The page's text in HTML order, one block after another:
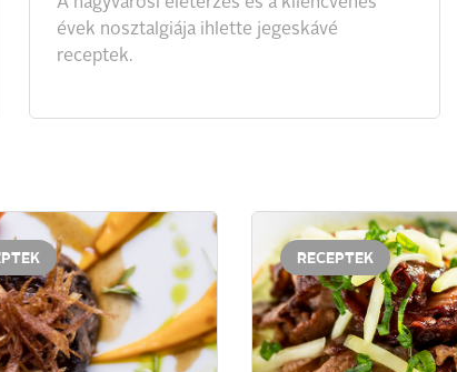
évek nosztalgiája ihlette jegeskávé
receptek.
RECEPTEK